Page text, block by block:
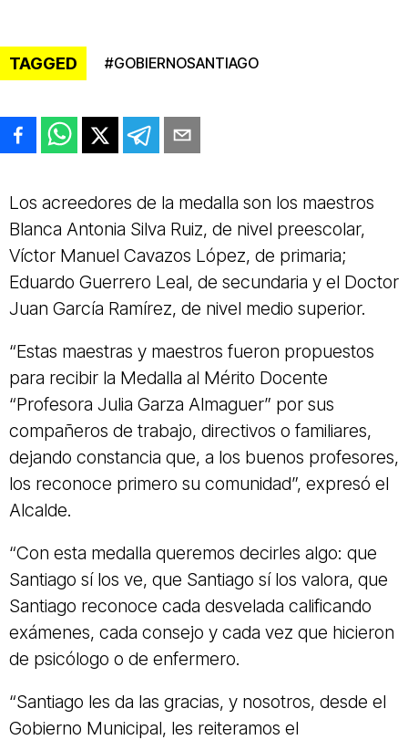
TAGGED #GOBIERNOSANTIAGO
Los acreedores de la medalla son los maestros
Blanca Antonia Silva Ruiz, de nivel preescolar,
Víctor Manuel Cavazos López, de primaria;
Eduardo Guerrero Leal, de secundaria y el Doctor
Juan García Ramírez, de nivel medio superior.
“Estas maestras y maestros fueron propuestos
para recibir la Medalla al Mérito Docente
“Profesora Julia Garza Almaguer” por sus
compañeros de trabajo, directivos o familiares,
dejando constancia que, a los buenos profesores,
los reconoce primero su comunidad”, expresó el
Alcalde.
“Con esta medalla queremos decirles algo: que
Santiago sí los ve, que Santiago sí los valora, que
Santiago reconoce cada desvelada calificando
exámenes, cada consejo y cada vez que hicieron
de psicólogo o de enfermero.
“Santiago les da las gracias, y nosotros, desde el
Gobierno Municipal, les reiteramos el